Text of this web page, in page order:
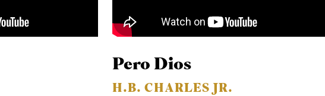
Pero Dios
H.B. CHARLES JR.